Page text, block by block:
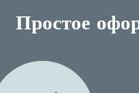
Простое